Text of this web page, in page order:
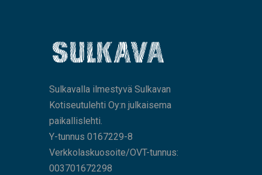
Sulkavalla ilmestyvä Sulkavan
Kotiseutulehti Oy:n julkaisema
paikallislehti.
Y-tunnus 0167229-8
Verkkolaskuosoite/OVT-tunnus:
003701672298